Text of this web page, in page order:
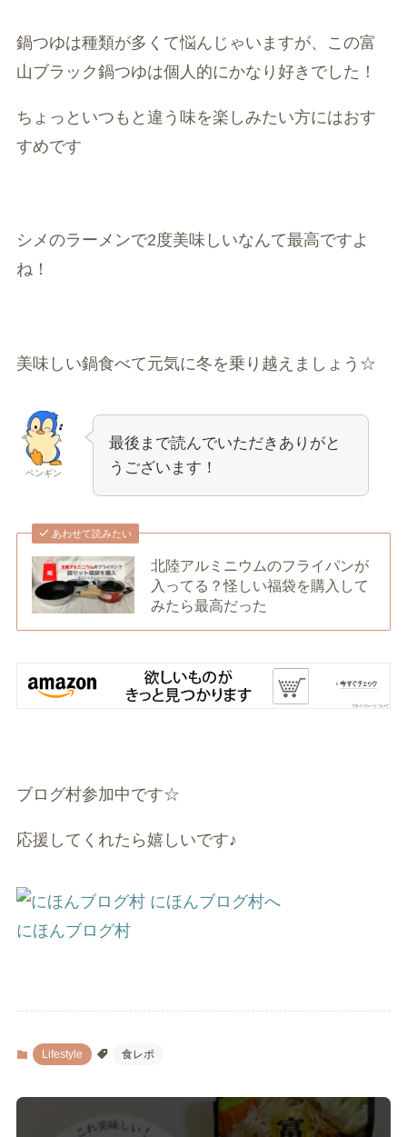
鍋つゆは種類が多くて悩んじゃいますが、この富
山ブラック鍋つゆは個人的にかなり好きでした！
ちょっといつもと違う味を楽しみたい方にはおす
すめです
シメのラーメンで2度美味しいなんて最高ですよ
ね！
美味しい鍋食べて元気に冬を乗り越えましょう☆
ペンギン
最後まで読んでいただきありがと
うございます！
あわせて読みたい
北陸アルミニウムのフライパンが
入ってる？怪しい福袋を購入して
みたら最高だった
ブログ村参加中です☆
応援してくれたら嬉しいです♪
にほんブログ村
Lifestyle 食レポ